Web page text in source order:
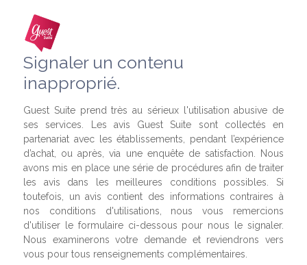
Signaler un contenu
inapproprié.
Guest Suite prend très au sérieux l'utilisation abusive de
ses services. Les avis Guest Suite sont collectés en
partenariat avec les établissements, pendant l’expérience
d’achat, ou après, via une enquête de satisfaction. Nous
avons mis en place une série de procédures afin de traiter
les avis dans les meilleures conditions possibles. Si
toutefois, un avis contient des informations contraires à
nos conditions d'utilisations, nous vous remercions
d'utiliser le formulaire ci-dessous pour nous le signaler.
Nous examinerons votre demande et reviendrons vers
vous pour tous renseignements complémentaires.